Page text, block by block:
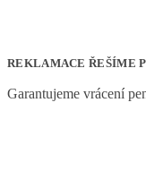
REKLAMACE ŘEŠÍME
Garantujeme vrácení